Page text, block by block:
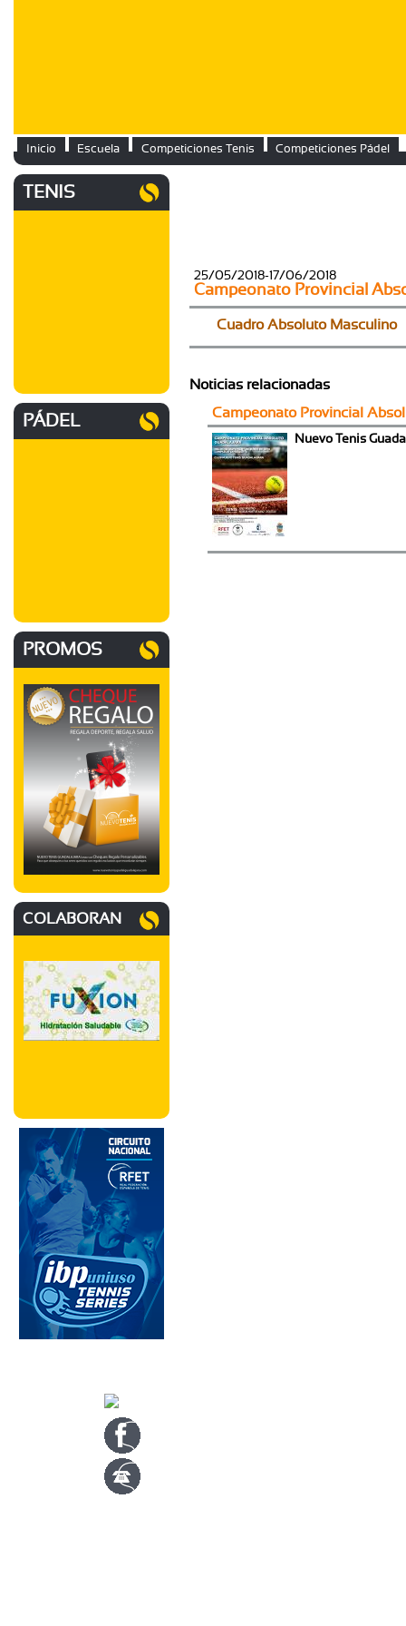
Inicio Escuela Competiciones Tenis Competiciones Pádel
TENIS
PÁDEL
PROMOS
COLABORAN
25/05/2018-17/06/2018
Campeonato Provincial
Cuadro Absoluto Masculino
Noticias relacionadas
Campeonato Provincial
Nuevo Tenis